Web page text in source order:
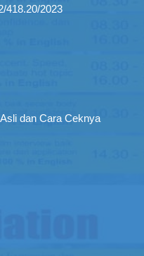
418.20/2023
dan Cara Ceknya